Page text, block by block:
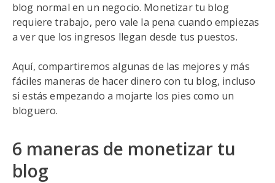
blog normal en un negocio. Monetizar tu blog
requiere trabajo, pero vale la pena cuando empiezas
a ver que los ingresos llegan desde tus puestos.
Aquí, compartiremos algunas de las mejores y más
fáciles maneras de hacer dinero con tu blog, incluso
si estás empezando a mojarte los pies como un
bloguero.
6 maneras de monetizar tu
blog